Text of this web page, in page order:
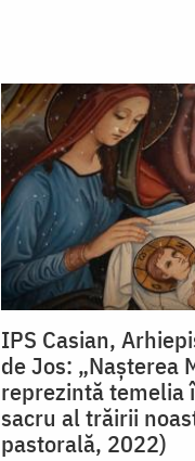
IPS Casian,
de Jos: „Naşterea
reprezintă temelia
sacru al trăirii
pastorală, 2022)